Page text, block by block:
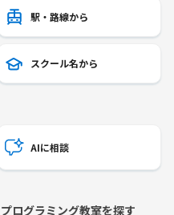
駅・路線から
スクール名から
AIに相談
プログラミング教室を探す